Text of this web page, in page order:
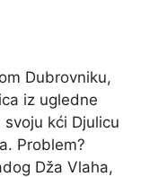
Dubrovniku,
iz ugledne
kći Djulicu
Problem?
Dža Vlaha,